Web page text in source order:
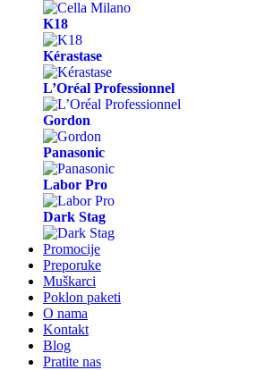
K18
Kérastase
L’Oréal Professionnel
Gordon
Panasonic
Labor Pro
Dark Stag
Promocije
Preporuke
Muškarci
Poklon paketi
O nama
Kontakt
Blog
Pratite nas